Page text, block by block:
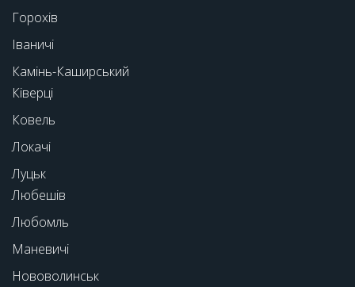
Горохів
Іваничі
Камінь-Каширський
Ківерці
Ковель
Локачі
Луцьк
Любешів
Любомль
Маневичі
Нововолинськ